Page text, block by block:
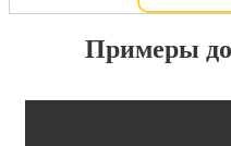
Примеры